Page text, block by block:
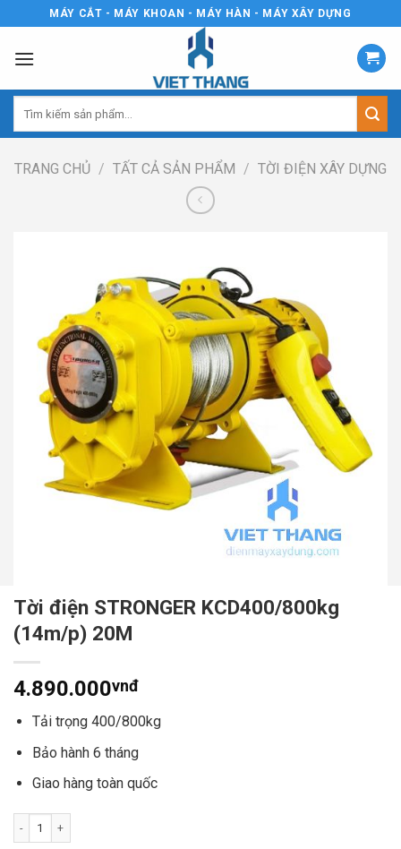
to
content
MÁY CẮT - MÁY KHOAN - MÁY HÀN - MÁY XÂY DỰNG
kiếm:
TRANG CHỦ / TẤT CẢ SẢN PHẨM / TỜI ĐIỆN XÂY DỰNG
Tời điện STRONGER KCD400/800kg
(14m/p) 20M
4.890.000vnđ
Tải trọng 400/800kg
Bảo hành 6 tháng
Giao hàng toàn quốc